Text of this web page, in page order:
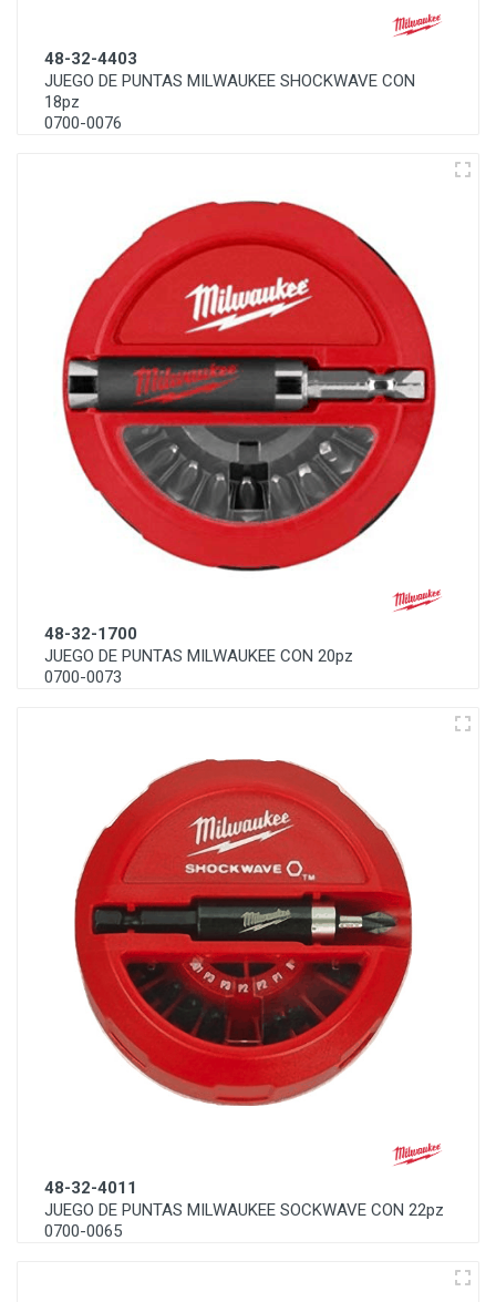
48-32-4403
JUEGO DE PUNTAS MILWAUKEE SHOCKWAVE CON
18pz
0700-0076
48-32-1700
JUEGO DE PUNTAS MILWAUKEE CON 20pz
0700-0073
48-32-4011
JUEGO DE PUNTAS MILWAUKEE SOCKWAVE CON 22pz
0700-0065